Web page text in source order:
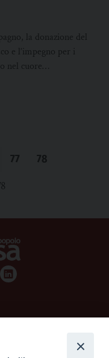
la donazione del
e l’impegno per i
nel cuore…
77 78